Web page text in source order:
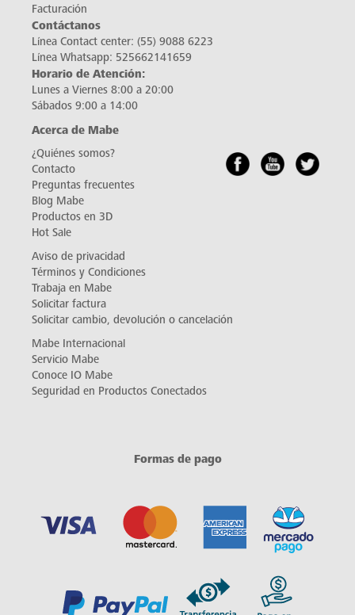
Facturación
Contáctanos
Línea Contact center: (55) 9088 6223
Línea Whatsapp: 525662141659
Horario de Atención:
Lunes a Viernes 8:00 a 20:00
Sábados 9:00 a 14:00
Acerca de Mabe
¿Quiénes somos?
Contacto
Preguntas frecuentes
Blog Mabe
Productos en 3D
Hot Sale
Aviso de privacidad
Términos y Condiciones
Trabaja en Mabe
Solicitar factura
Solicitar cambio, devolución o cancelación
Mabe Internacional
Servicio Mabe
Conoce IO Mabe
Seguridad en Productos Conectados
Formas de pago